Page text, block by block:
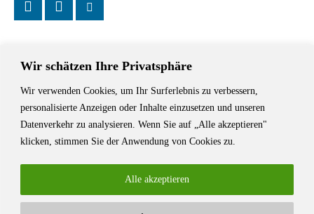
Wir schätzen Ihre Privatsphäre
Wir verwenden Cookies, um Ihr Surferlebnis zu verbessern,
personalisierte Anzeigen oder Inhalte einzusetzen und unseren
Datenverkehr zu analysieren. Wenn Sie auf „Alle akzeptieren"
klicken, stimmen Sie der Anwendung von Cookies zu.
Alle akzeptieren
Das Schriftstellerhaus ist ein beliebter Treffpunkt für Autorinnen und
Autoren aus Stuttgart und der Region sowie ein Veranstaltungsort für
Lesungen, Tagungen und Schreibwerkstätten.